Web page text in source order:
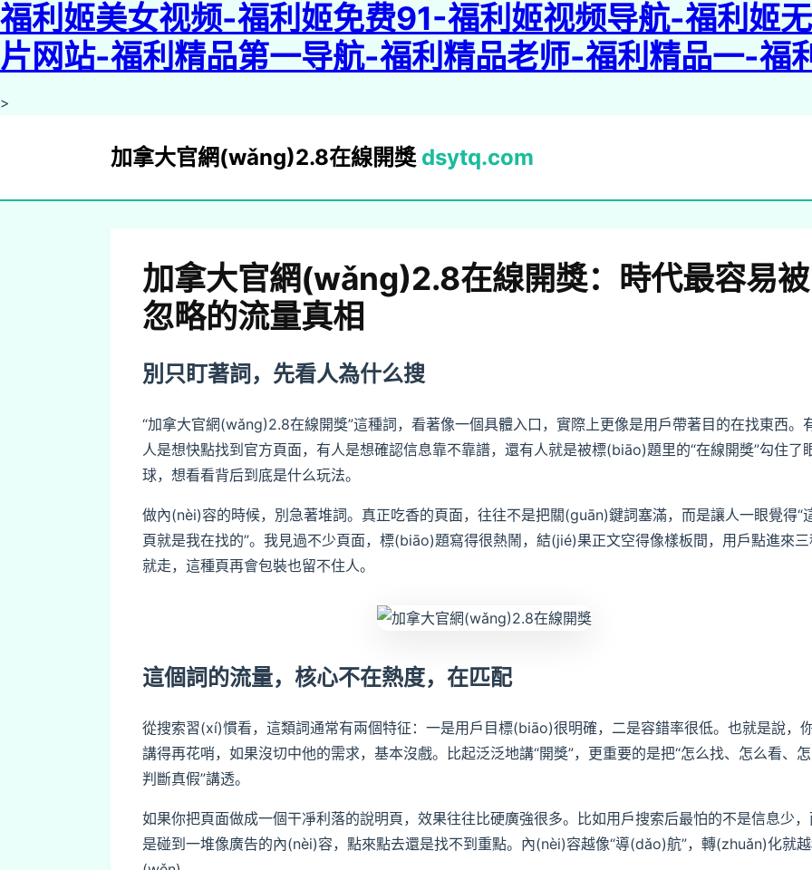
福利姬美女视频-福利姬免费91-福利姬视频导航-福利姬
片网站-福利精品第一导航-福利精品老师-福利精品一-福
>
加拿大官網(wǎng)2.8在線開獎 dsytq.com
加拿大官網(wǎng)2.8在線開獎：時代最容易被
忽略的流量真相
load
別只盯著詞，先看人為什么搜
“加拿大官網(wǎng)2.8在線開獎”這種詞，看著像一個具體入口，實際上更像是用戶帶著目的在找東西。
人是想快點找到官方頁面，有人是想確認信息靠不靠譜，還有人就是被標(biāo)題里的“在線開獎”勾住了
球，想看看背后到底是什么玩法。
做內(nèi)容的時候，別急著堆詞。真正吃香的頁面，往往不是把關(guān)鍵詞塞滿，而是讓人一眼覺得“
頁就是我在找的”。我見過不少頁面，標(biāo)題寫得很熱鬧，結(jié)果正文空得像樣板間，用戶點進來三
就走，這種頁再會包裝也留不住人。
這個詞的流量，核心不在熱度，在匹配
從搜索習(xí)慣看，這類詞通常有兩個特征：一是用戶目標(biāo)很明確，二是容錯率很低。也就是說，
講得再花哨，如果沒切中他的需求，基本沒戲。比起泛泛地講“開獎”，更重要的是把“怎么找、怎么看、
判斷真假”講透。
如果你把頁面做成一個干凈利落的說明頁，效果往往比硬廣強很多。比如用戶搜索后最怕的不是信息少
是碰到一堆像廣告的內(nèi)容，點來點去還是找不到重點。內(nèi)容越像“導(dǎo)航”，轉(zhuǎn)化就